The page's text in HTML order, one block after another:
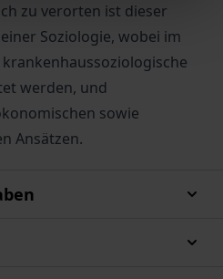
zu verorten ist dieser
Soziologie, wobei im
werden, und
sowie
Ansätzen.